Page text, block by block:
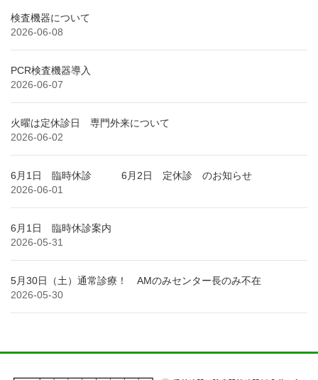
検査機器について
2026-06-08
PCR検査機器導入
2026-06-07
火曜は定休診日 専門外来について
2026-06-02
6月1日 臨時休診 6月2日 定休診 のお知らせ
2026-06-01
6月1日 臨時休診案内
2026-05-31
5月30日（土）通常診療！ AMのみセンター長のみ不在
2026-05-30